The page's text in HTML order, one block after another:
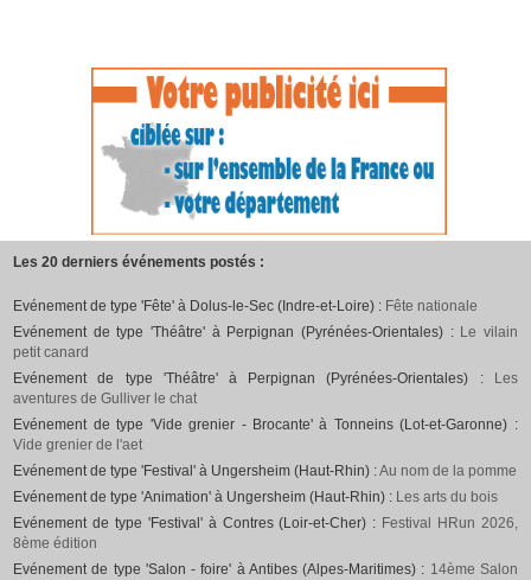
Les 20 derniers événements postés :
Evénement de type 'Fête' à Dolus-le-Sec (Indre-et-Loire) : Fête nationale
Evénement de type 'Théâtre' à Perpignan (Pyrénées-Orientales) : Le vilain
petit canard
Evénement de type 'Théâtre' à Perpignan (Pyrénées-Orientales) :
Les
aventures de Gulliver le chat
Evénement de type 'Vide grenier - Brocante' à Tonneins (Lot-et-Garonne) :
Vide grenier de l'aet
Evénement de type 'Festival' à Ungersheim (Haut-Rhin) :Au nom de la pomme
Evénement de type 'Animation' à Ungersheim (Haut-Rhin) : Les arts du bois
Evénement de type 'Festival' à Contres (Loir-et-Cher) : Festival HRun 2026,
8ème édition
Evénement de type 'Salon - foire' à Antibes (Alpes-Maritimes) : 14ème Salon